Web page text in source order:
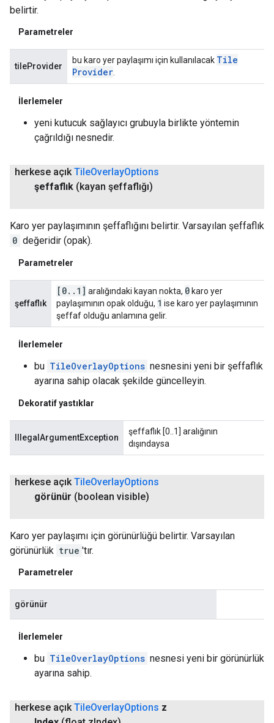
belirtir.
Parametreler
tileProvider
bu karo yer paylaşımı için kullanılacak Tile
Provider.
İlerlemeler
yeni kutucuk sağlayıcı grubuyla birlikte yöntemin
çağrıldığı nesnedir.
herkese açıkTileOverlayOptions
şeffaflık (kayan şeffaflığı)
Karo yer paylaşımının şeffaflığını belirtir. Varsayılan şeffaflık
0 değeridir (opak).
Parametreler
şeffaflık
[0. . 1] aralığındaki kayan nokta, 0karo yer
paylaşımının opak olduğu, 1 ise karo yer paylaşımının
şeffaf olduğu anlamına gelir.
İlerlemeler
bu TileOverlayOptions nesnesini yeni bir şeffaflık
ayarına sahip olacak şekilde güncelleyin.
Dekoratif yastıklar
IllegalArgumentException
şeffaflık [0..1] aralığının
dışındaysa
herkese açık TileOverlayOptions
görünür (boolean visible)
Karo yer paylaşımı için görünürlüğü belirtir. Varsayılan
görünürlük true 'tır.
Parametreler
görünür
İlerlemeler
bu TileOverlayOptions nesnesi yeni bir görünürlük
ayarına sahip.
herkese açık TileOverlayOptions z